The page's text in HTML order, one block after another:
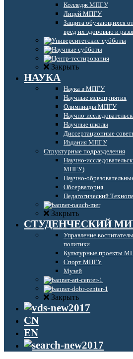
Колледж МПГУ
Лицей МПГУ
Защита обучающихся
вред их здоровью и
Закрыть
НАУКА
Наука в МПГУ
Научные мероприятия
Олимпиады МПГУ
Научно-
Научные школы
Диссертационные
Издания МПГУ
Структурные подразделения
Научно-
МПГУ)
Научно-
Обсерватория
Педагогический
Закрыть
СТУДЕНЧЕСКИЙ
Управление
политики
Культурные проекты
Спорт МПГУ
Музей
Закрыть
CN
EN